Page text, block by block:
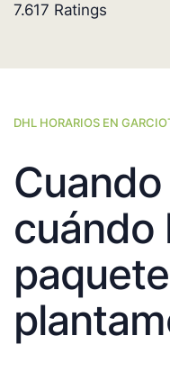
7.617 Ratings
DHL HORARIOS EN
cuándo